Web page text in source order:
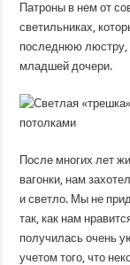
Патроны в нем от
светильниках,
последнюю люстру,
младшей дочери.
После многих лет
вагонки, нам
и светло. Мы не
так, как нам
получилась очень
учетом того, что